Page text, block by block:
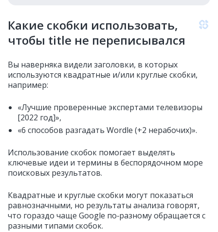
Какие скобки использовать,
чтобы title не переписывался
Вы наверняка видели заголовки, в которых
используются квадратные и/или круглые скобки,
например:
«Лучшие проверенные экспертами телевизоры
[2022 год]»,
«6 способов разгадать Wordle (+2 нерабочих)».
Использование скобок помогает выделять
ключевые идеи и термины в беспорядочном море
поисковых результатов.
Квадратные и круглые скобки могут показаться
равнозначными, но результаты анализа говорят,
что гораздо чаще Google по‑разному обращается с
разными типами скобок.